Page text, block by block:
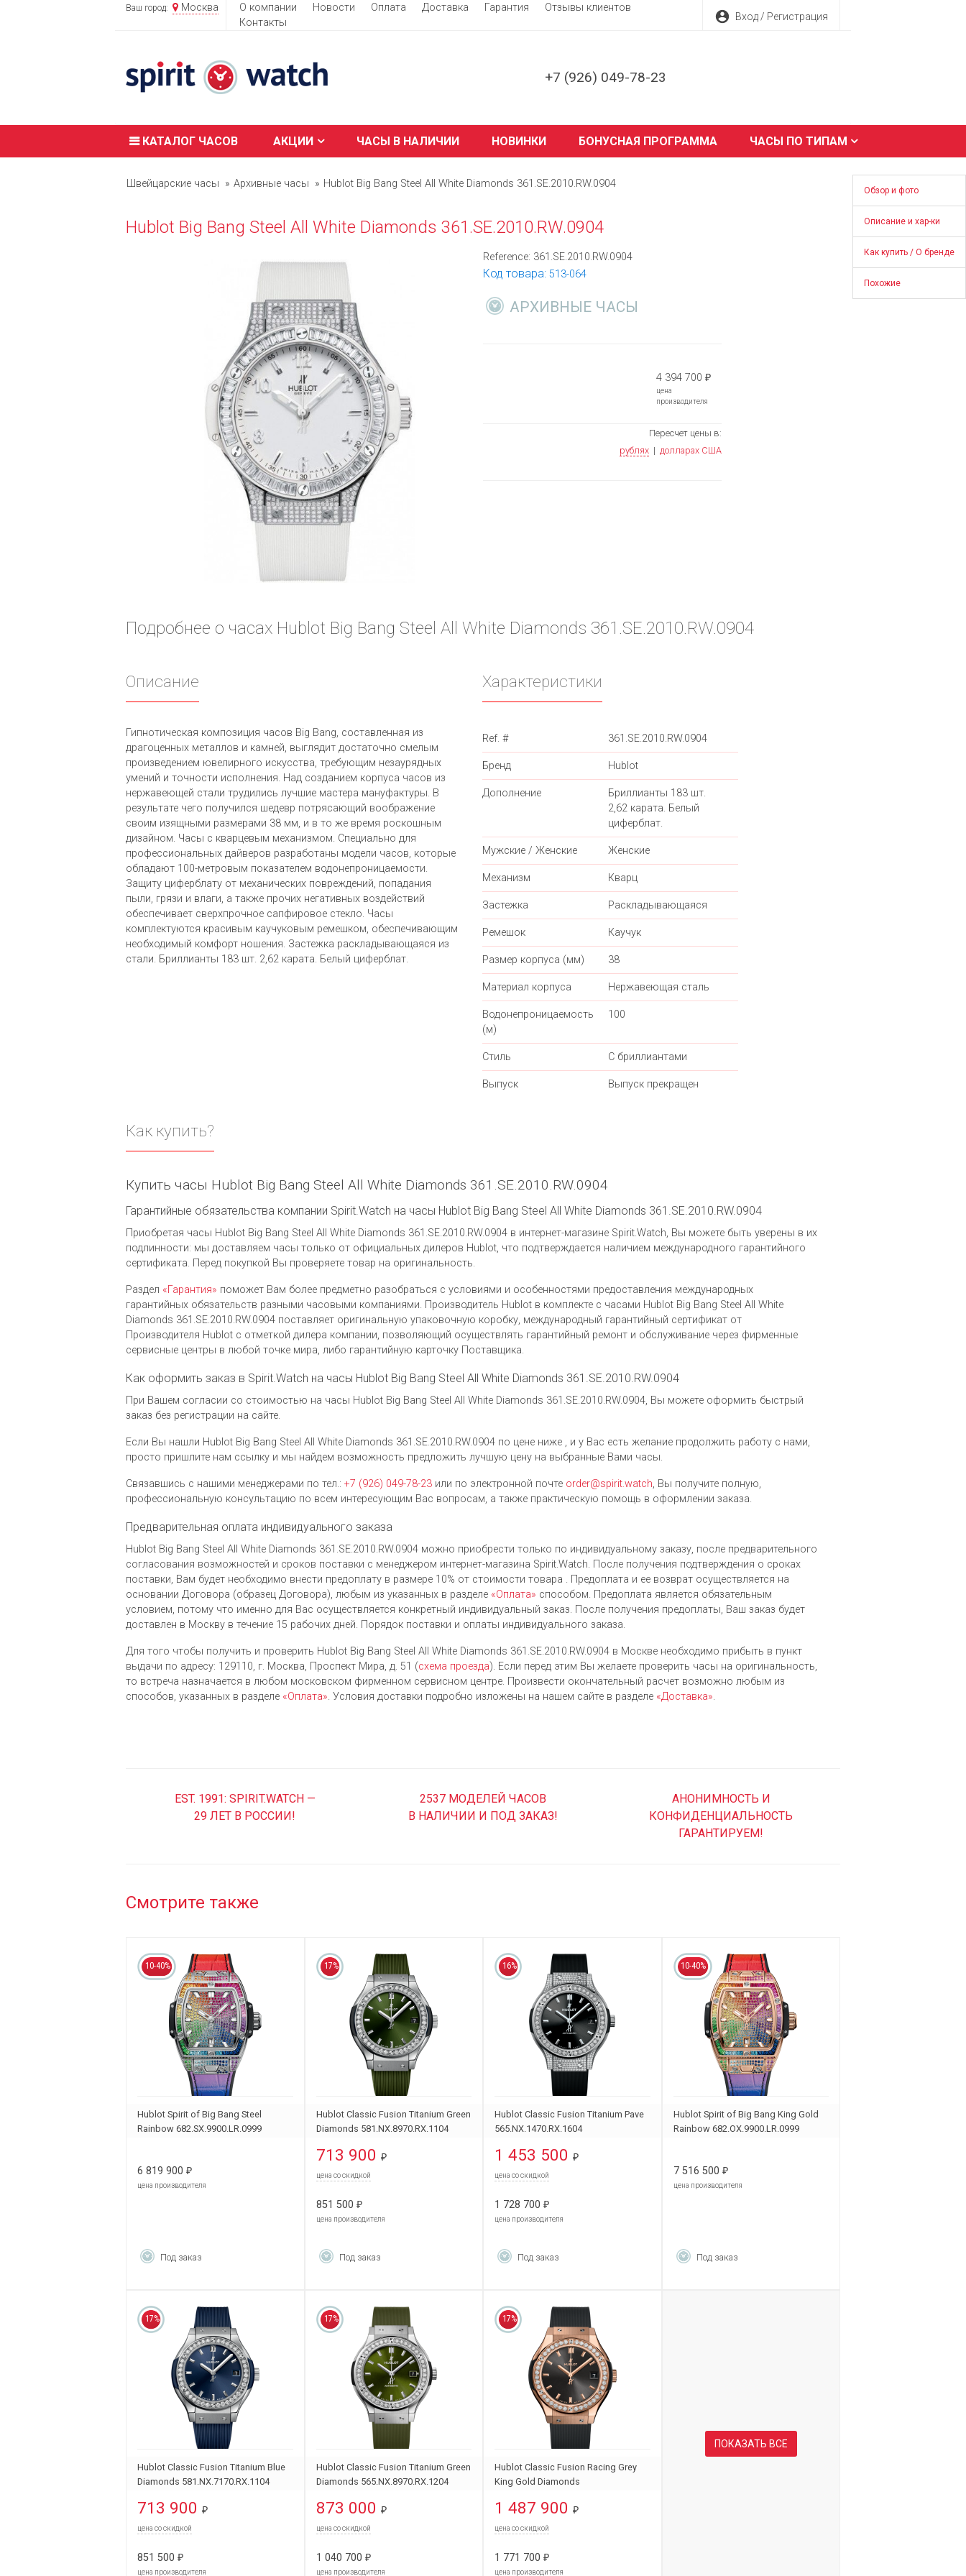
Ваш город: Москва О компании Новости Оплата Доставка Гарантия
Отзывы клиентов
Контакты
account_circle Вход / Регистрация
+7 (926) 049-78-23
КАТАЛОГ ЧАСОВ АКЦИИ ЧАСЫ В НАЛИЧИИ НОВИНКИ БОНУСНАЯ ПРОГРАММА ЧАСЫ ПО ТИПАМ
Обзор и фото
Описание и хар-ки
Как купить / О бренде
Похожие
Швейцарские часы Архивные часы Hublot Big Bang Steel All White Diamonds 361.SE.2010.RW.0904
Hublot Big Bang Steel All White Diamonds 361.SE.2010.RW.0904
Reference: 361.SE.2010.RW.0904
Код товара: 513-064
АРХИВНЫЕ ЧАСЫ
4 394 700₽
цена
производителя
Пересчет цены в:
рублях | долларах США
Подробнее о часах Hublot Big Bang Steel All White Diamonds 361.SE.2010.RW.0904
Описание
Гипнотическая композиция часов Big Bang, составленная из
драгоценных металлов и камней, выглядит достаточно смелым
произведением ювелирного искусства, требующим незаурядных
умений и точности исполнения. Над созданием корпуса часов из
нержавеющей стали трудились лучшие мастера мануфактуры. В
результате чего получился шедевр потрясающий воображение
своим изящными размерами 38 мм, и в то же время роскошным
дизайном. Часы с кварцевым механизмом. Специально для
профессиональных дайверов разработаны модели часов, которые
обладают 100-метровым показателем водонепроницаемости.
Защиту циферблату от механических повреждений, попадания
пыли, грязи и влаги, а также прочих негативных воздействий
обеспечивает сверхпрочное сапфировое стекло. Часы
комплектуются красивым каучуковым ремешком, обеспечивающим
необходимый комфорт ношения. Застежка раскладывающаяся из
стали. Бриллианты 183 шт. 2,62 карата. Белый циферблат.
Характеристики
Ref. # 361.SE.2010.RW.0904
Бренд Hublot
Дополнение
Бриллианты 183 шт.
2,62 карата. Белый
циферблат.
Мужские / Женские Женские
Механизм Кварц
Застежка Раскладывающаяся
Ремешок Каучук
Размер корпуса (мм) 38
Материал корпуса Нержавеющая сталь
Водонепроницаемость
(м)
100
Стиль С бриллиантами
Выпуск Выпуск прекращен
Как купить?
Купить часы Hublot Big Bang Steel All White Diamonds 361.SE.2010.RW.0904
Гарантийные обязательства компании Spirit.Watch на часы Hublot Big Bang Steel All White Diamonds 361.SE.2010.RW.0904
Приобретая часы Hublot Big Bang Steel All White Diamonds 361.SE.2010.RW.0904 в интернет-магазине Spirit.Watch, Вы можете быть уверены в их
подлинности: мы доставляем часы только от официальных дилеров Hublot, что подтверждается наличием международного гарантийного
сертификата. Перед покупкой Вы проверяете товар на оригинальность.
Раздел «Гарантия» поможет Вам более предметно разобраться с условиями и особенностями предоставления международных
гарантийных обязательств разными часовыми компаниями. Производитель Hublot в комплекте с часами Hublot Big Bang Steel All White
Diamonds 361.SE.2010.RW.0904 поставляет оригинальную упаковочную коробку, международный гарантийный сертификат от
Производителя Hublot c отметкой дилера компании, позволяющий осуществлять гарантийный ремонт и обслуживание через фирменные
сервисные центры в любой точке мира, либо гарантийную карточку Поставщика.
Как оформить заказ в Spirit.Watch на часы Hublot Big Bang Steel All White Diamonds 361.SE.2010.RW.0904
При Вашем согласии со стоимостью на часы Hublot Big Bang Steel All White Diamonds 361.SE.2010.RW.0904, Вы можете оформить быстрый
заказ без регистрации на сайте.
Если Вы нашли Hublot Big Bang Steel All White Diamonds 361.SE.2010.RW.0904 по цене ниже , и у Вас есть желание продолжить работу с нами,
просто пришлите нам ссылку и мы найдем возможность предложить лучшую цену на выбранные Вами часы.
Связавшись с нашими менеджерами по тел.: +7 (926) 049-78-23 или по электронной почте order@spirit.watch, Вы получите полную,
профессиональную консультацию по всем интересующим Вас вопросам, а также практическую помощь в оформлении заказа.
Предварительная оплата индивидуального заказа
Hublot Big Bang Steel All White Diamonds 361.SE.2010.RW.0904 можно приобрести только по индивидуальному заказу, после предварительного
согласования возможностей и сроков поставки с менеджером интернет-магазина Spirit.Watch. После получения подтверждения о сроках
поставки, Вам будет необходимо внести предоплату в размере 10% от стоимости товара . Предоплата и ее возврат осуществляется на
основании Договора (образец Договора), любым из указанных в разделе «Оплата» способом. Предоплата является обязательным
условием, потому что именно для Вас осуществляется конкретный индивидуальный заказ. После получения предоплаты, Ваш заказ будет
доставлен в Москву в течение 15 рабочих дней. Порядок поставки и оплаты индивидуального заказа.
Для того чтобы получить и проверить Hublot Big Bang Steel All White Diamonds 361.SE.2010.RW.0904 в Москве необходимо прибыть в пункт
выдачи по адресу: 129110, г. Москва, Проспект Мира, д. 51 (схема проезда). Если перед этим Вы желаете проверить часы на оригинальность,
то встреча назначается в любом московском фирменном сервисном центре. Произвести окончательный расчет возможно любым из
cпособов, указанных в разделе «Оплата». Условия доставки подробно изложены на нашем сайте в разделе «Доставка».
EST. 1991: SPIRIT.WATCH —
29 ЛЕТ В РОССИИ!
2537 МОДЕЛЕЙ ЧАСОВ
В НАЛИЧИИ И ПОД ЗАКАЗ!
АНОНИМНОСТЬ И
КОНФИДЕНЦИАЛЬНОСТЬ
ГАРАНТИРУЕМ!
Смотрите также
10-40%
Hublot Spirit of Big Bang Steel
Rainbow 682.SX.9900.LR.0999
6 819 900 ₽
цена производителя
Под заказ
17%
Hublot Classic Fusion Titanium Green
Diamonds 581.NX.8970.RX.1104
713 900 ₽
цена со скидкой
851 500 ₽
цена производителя
Под заказ
16%
Hublot Classic Fusion Titanium Pave
565.NX.1470.RX.1604
1 453 500 ₽
цена со скидкой
1 728 700 ₽
цена производителя
Под заказ
10-40%
Hublot Spirit of Big Bang King Gold
Rainbow 682.OX.9900.LR.0999
7 516 500 ₽
цена производителя
Под заказ
17%
Hublot Classic Fusion Titanium Blue
Diamonds 581.NX.7170.RX.1104
713 900 ₽
цена со скидкой
851 500 ₽
цена производителя
17%
Hublot Classic Fusion Titanium Green
Diamonds 565.NX.8970.RX.1204
873 000 ₽
цена со скидкой
1 040 700 ₽
цена производителя
17%
Hublot Classic Fusion Racing Grey
King Gold Diamonds
1 487 900 ₽
цена со скидкой
1 771 700 ₽
цена производителя
ПОКАЗАТЬ ВСЕ